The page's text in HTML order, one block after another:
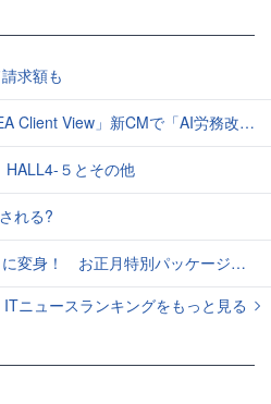
求額も
改善」をアピール 働き方をAIが分析したら「すぐに休んで」と言われる？
５とその他
れる?
お正月特別パッケージの注文受付開始
ITニュースランキングをもっと見る